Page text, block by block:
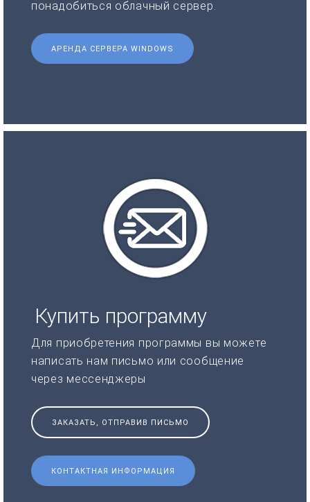
понадобиться облачный сервер.
АРЕНДА СЕРВЕРА WINDOWS
Купить программу
Для приобретения программы вы можете
написать нам письмо или сообщение
через мессенджеры
ЗАКАЗАТЬ, ОТПРАВИВ ПИСЬМО
КОНТАКТНАЯ ИНФОРМАЦИЯ